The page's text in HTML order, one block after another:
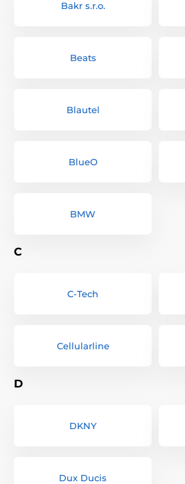
Bakr s.r.o.
Beats
Blautel
BlueO
BMW
C
C-Tech
Cellularline
D
DKNY
Dux Ducis